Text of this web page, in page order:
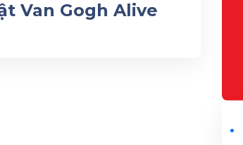
Van Gogh Alive